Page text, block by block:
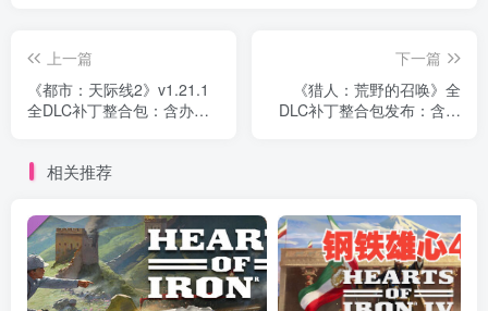
上一篇
《都市：天际线2》v1.21.1
全DLC补丁整合包：含办公
下一篇
《猎人：荒野的召唤》全
DLC补丁整合包发布：含全
相关推荐